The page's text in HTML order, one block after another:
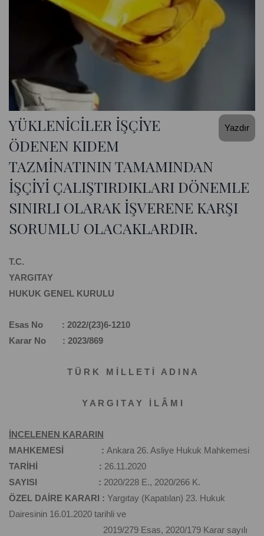
Yazdır
YÜKLENİCİLER İŞÇİYE
ÖDENEN KIDEM
TAZMİNATININ TAMAMINDAN
İŞÇİYİ ÇALIŞTIRDIKLARI DÖNEMLE
SINIRLI OLARAK İŞVERENE KARŞI
SORUMLU OLACAKLARDIR.
T.C.
YARGITAY
HUKUK GENEL KURULU
Esas No : 2022/(23)6-1210
Karar No : 2023/869
T Ü R K M İ L L E T İ A D I N A
Y A R G I T A Y İ L Â M I
İNCELENEN KARARIN
MAHKEMESİ : Ankara 26. Asliye Hukuk Mahkemesi
TARİHİ : 26.11.2020
SAYISI : 2020/228 E., 2020/266 K.
ÖZEL DAİRE KARARI : Yargıtay (Kapatılan) 23. Hukuk
Dairesinin 16.01.2020 tarihli ve
2019/279 Esas, 2020/179 Karar sayılı